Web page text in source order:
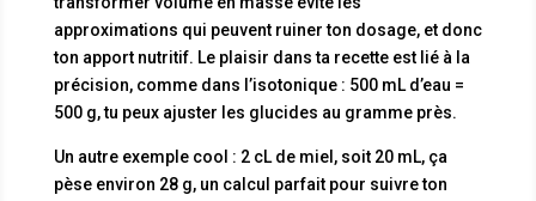
approximations qui peuvent ruiner ton dosage, et donc
ton apport nutritif. Le plaisir dans ta recette est lié à la
précision, comme dans l’isotonique : 500 mL d’eau =
500 g, tu peux ajuster les glucides au gramme près.
Un autre exemple cool : 2 cL de miel, soit 20 mL, ça
pèse environ 28 g, un calcul parfait pour suivre ton